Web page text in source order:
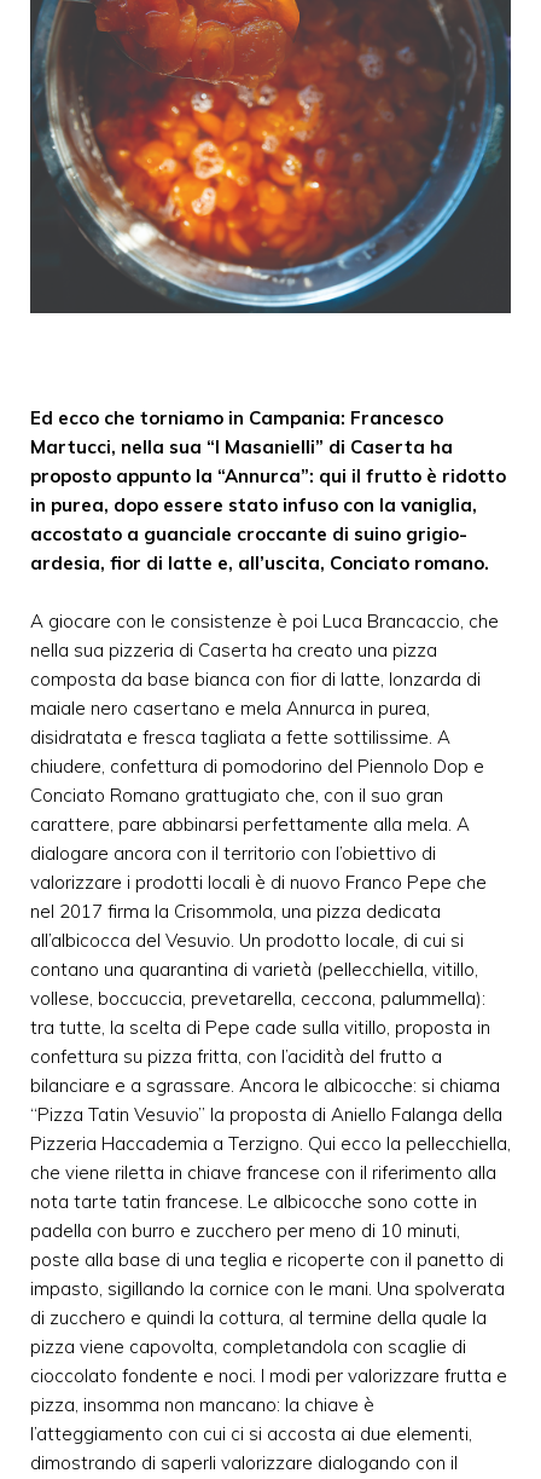
Ed ecco che torniamo in Campania: Francesco
Martucci, nella sua “I Masanielli” di Caserta ha
proposto appunto la “Annurca”: qui il frutto è ridotto
in purea, dopo essere stato infuso con la vaniglia,
accostato a guanciale croccante di suino grigio-
ardesia, fior di latte e, all’uscita, Conciato romano.
A giocare con le consistenze è poi Luca Brancaccio, che
nella sua pizzeria di Caserta ha creato una pizza
composta da base bianca con fior di latte, lonzarda di
maiale nero casertano e mela Annurca in purea,
disidratata e fresca tagliata a fette sottilissime. A
chiudere, confettura di pomodorino del Piennolo Dop e
Conciato Romano grattugiato che, con il suo gran
carattere, pare abbinarsi perfettamente alla mela. A
dialogare ancora con il territorio con l’obiettivo di
valorizzare i prodotti locali è di nuovo Franco Pepe che
nel 2017 firma la Crisommola, una pizza dedicata
all’albicocca del Vesuvio. Un prodotto locale, di cui si
contano una quarantina di varietà (pellecchiella, vitillo,
vollese, boccuccia, prevetarella, ceccona, palummella):
tra tutte, la scelta di Pepe cade sulla vitillo, proposta in
confettura su pizza fritta, con l’acidità del frutto a
bilanciare e a sgrassare. Ancora le albicocche: si chiama
“Pizza Tatin Vesuvio” la proposta di Aniello Falanga della
Pizzeria Haccademia a Terzigno. Qui ecco la pellecchiella,
che viene riletta in chiave francese con il riferimento alla
nota tarte tatin francese. Le albicocche sono cotte in
padella con burro e zucchero per meno di 10 minuti,
poste alla base di una teglia e ricoperte con il panetto di
impasto, sigillando la cornice con le mani. Una spolverata
di zucchero e quindi la cottura, al termine della quale la
pizza viene capovolta, completandola con scaglie di
cioccolato fondente e noci. I modi per valorizzare frutta e
pizza, insomma non mancano: la chiave è
l’atteggiamento con cui ci si accosta ai due elementi,
dimostrando di saperli valorizzare dialogando con il